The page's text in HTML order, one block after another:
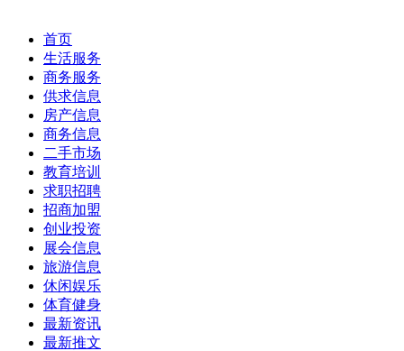
首页
生活服务
商务服务
供求信息
房产信息
商务信息
二手市场
教育培训
求职招聘
招商加盟
创业投资
展会信息
旅游信息
休闲娱乐
体育健身
最新资讯
最新推文